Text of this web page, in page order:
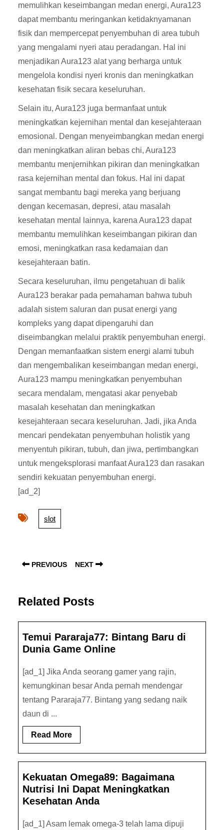
memulihkan keseimbangan medan energi, Aura123
dapat membantu meringankan ketidaknyamanan
fisik dan mempercepat penyembuhan di area tubuh
yang mengalami nyeri atau peradangan. Hal ini
menjadikan Aura123 alat yang berharga untuk
mengelola kondisi nyeri kronis dan meningkatkan
kesehatan fisik secara keseluruhan.
Selain itu, Aura123 juga bermanfaat untuk
meningkatkan kejernihan mental dan kesejahteraan
emosional. Dengan menyeimbangkan medan energi
dan meningkatkan aliran bebas chi, Aura123
membantu menjernihkan pikiran dan meningkatkan
rasa kejernihan mental dan fokus. Hal ini dapat
sangat membantu bagi mereka yang berjuang
dengan kecemasan, depresi, atau masalah
kesehatan mental lainnya, karena Aura123 dapat
membantu memulihkan keseimbangan pikiran dan
emosi, meningkatkan rasa kedamaian dan
kesejahteraan batin.
Secara keseluruhan, ilmu pengetahuan di balik
Aura123 berakar pada pemahaman bahwa tubuh
adalah sistem saluran dan pusat energi yang
kompleks yang dapat dipengaruhi dan
diseimbangkan melalui praktik penyembuhan energi.
Dengan memanfaatkan sistem energi alami tubuh
dan mengembalikan keseimbangan medan energi,
Aura123 mampu meningkatkan penyembuhan
secara mendalam, mengatasi akar penyebab
masalah kesehatan dan meningkatkan
kesejahteraan secara keseluruhan. Jadi, jika Anda
mencari pendekatan penyembuhan holistik yang
menyentuh pikiran, tubuh, dan jiwa, pertimbangkan
untuk mengeksplorasi manfaat Aura123 dan rasakan
sendiri kekuatan penyembuhan energi.
[ad_2]
slot
navigation
PREVIOUS
Previous
NEXT
Related Posts
Temui Pararaja77: Bintang Baru di
Dunia Game Online
[ad_1] Jika Anda seorang gamer yang rajin,
kemungkinan besar Anda pernah mendengar
tentang Pararaja77. Bintang yang sedang naik
daun di ...
Read MoreRead
More
Kekuatan Omega89: Bagaimana
Nutrisi Ini Dapat Meningkatkan
Kesehatan Anda
[ad_1] Asam lemak omega-3 telah lama dipuji